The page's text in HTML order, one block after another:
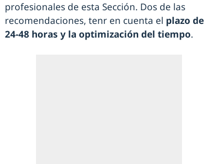
profesionales de esta Sección. Dos de las
recomendaciones, tenr en cuenta el plazo de
24-48 horas y la optimización del tiempo.